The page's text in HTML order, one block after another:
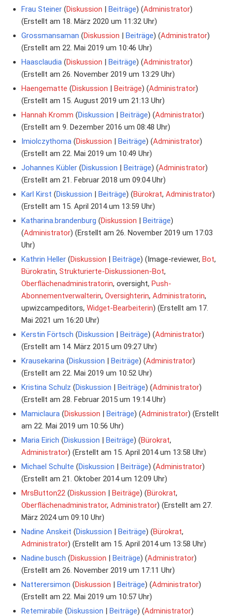
Frau Steiner Diskussion Beiträge ‏‎ (Administrator)
(Erstellt am 18. März 2020 um 11:32 Uhr)
Grossmansaman Diskussion Beiträge ‏‎ (Administrator)
(Erstellt am 22. Mai 2019 um 10:46 Uhr)
Haasclaudia Diskussion Beiträge ‏‎ (Administrator)
(Erstellt am 26. November 2019 um 13:29 Uhr)
Haengematte Diskussion Beiträge ‏‎ (Administrator)
(Erstellt am 15. August 2019 um 21:13 Uhr)
Hannah Kromm Diskussion Beiträge ‏‎ (Administrator)
(Erstellt am 9. Dezember 2016 um 08:48 Uhr)
Imiolczythoma Diskussion Beiträge ‏‎ (Administrator)
(Erstellt am 22. Mai 2019 um 10:49 Uhr)
Johannes Kübler Diskussion Beiträge ‏‎ (Administrator)
(Erstellt am 21. Februar 2018 um 09:04 Uhr)
Karl Kirst Diskussion Beiträge ‏‎ (Bürokrat, Administrator)
(Erstellt am 15. April 2014 um 13:59 Uhr)
Katharina.brandenburg Diskussion Beiträge
(Administrator) (Erstellt am 26. November 2019 um 17:03
Uhr)
Kathrin Heller Diskussion Beiträge ‏‎ (Image-reviewer, Bot,
Bürokratin, Strukturierte-Diskussionen-Bot,
Oberflächenadministratorin, oversight, Push-
Abonnementverwalterin, Oversighterin, Administratorin,
upwizcampeditors, Widget-Bearbeiterin) (Erstellt am 17.
Mai 2021 um 16:20 Uhr)
Kerstin Förtsch Diskussion Beiträge ‏‎ (Administrator)
(Erstellt am 14. März 2015 um 09:27 Uhr)
Krausekarina Diskussion Beiträge ‏‎ (Administrator)
(Erstellt am 22. Mai 2019 um 10:52 Uhr)
Kristina Schulz Diskussion Beiträge ‏‎ (Administrator)
(Erstellt am 28. Februar 2015 um 19:14 Uhr)
Mamiclaura Diskussion Beiträge ‏‎ (Administrator) (Erstellt
am 22. Mai 2019 um 10:56 Uhr)
Maria Eirich Diskussion Beiträge ‏‎ (Bürokrat,
Administrator) (Erstellt am 15. April 2014 um 13:58 Uhr)
Michael Schulte Diskussion Beiträge ‏‎ (Administrator)
(Erstellt am 21. Oktober 2014 um 12:09 Uhr)
MrsButton22 Diskussion Beiträge ‏‎ (Bürokrat,
Oberflächenadministrator, Administrator) (Erstellt am 27.
März 2024 um 09:10 Uhr)
Nadine Anskeit Diskussion Beiträge ‏‎ (Bürokrat,
Administrator) (Erstellt am 15. April 2014 um 13:58 Uhr)
Nadine.busch Diskussion Beiträge ‏‎ (Administrator)
(Erstellt am 26. November 2019 um 17:11 Uhr)
Natterersimon Diskussion Beiträge ‏‎ (Administrator)
(Erstellt am 22. Mai 2019 um 10:57 Uhr)
Retemirabile Diskussion Beiträge ‏‎ (Administrator)